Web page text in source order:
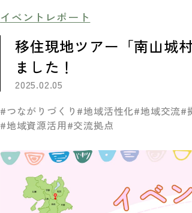
イベントレポート
移住現地ツアー「南山城
ました！
2025.02.05
#つながりづくり #地域活性化#地域交流#
#地域資源活用#交流拠点